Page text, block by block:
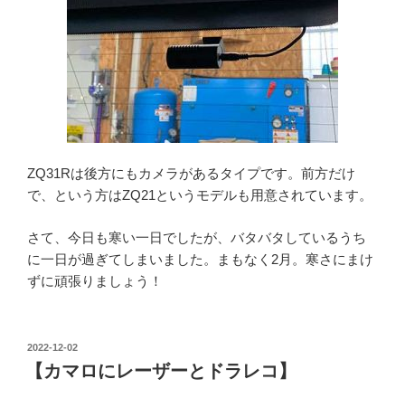
ZQ31Rは後方にもカメラがあるタイプです。前方だけ
で、という方はZQ21というモデルも用意されています。
さて、今日も寒い一日でしたが、バタバタしているうち
に一日が過ぎてしまいました。まもなく2月。寒さにまけ
ずに頑張りましょう！
投
稿
日:
2022-12-02
【カマロにレーザーとドラレコ】